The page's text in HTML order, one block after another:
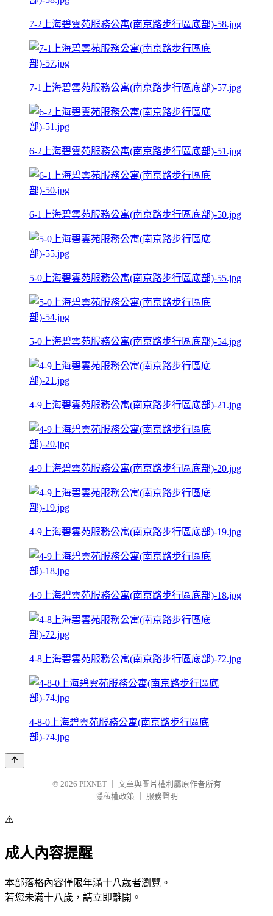
7-2上海碧雲苑服務公寓(南京路步行區底部)-58.jpg
7-1上海碧雲苑服務公寓(南京路步行區底部)-57.jpg
6-2上海碧雲苑服務公寓(南京路步行區底部)-51.jpg
6-1上海碧雲苑服務公寓(南京路步行區底部)-50.jpg
5-0上海碧雲苑服務公寓(南京路步行區底部)-55.jpg
5-0上海碧雲苑服務公寓(南京路步行區底部)-54.jpg
4-9上海碧雲苑服務公寓(南京路步行區底部)-21.jpg
4-9上海碧雲苑服務公寓(南京路步行區底部)-20.jpg
4-9上海碧雲苑服務公寓(南京路步行區底部)-19.jpg
4-9上海碧雲苑服務公寓(南京路步行區底部)-18.jpg
4-8上海碧雲苑服務公寓(南京路步行區底部)-72.jpg
4-8-0上海碧雲苑服務公寓(南京路步行區底
部)-74.jpg
© 2026 PIXNET
文章與圖片權利屬原作者所有
隱私權政策
服務聲明
⚠️
成人內容提醒
本部落格內容僅限年滿十八歲者瀏覽。
若您未滿十八歲，請立即離開。